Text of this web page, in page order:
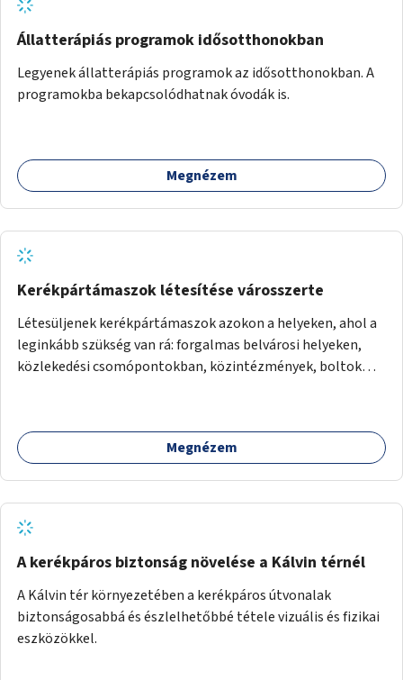
Állatterápiás programok idősotthonokban
Legyenek állatterápiás programok az idősotthonokban. A
programokba bekapcsolódhatnak óvodák is.
Megnézem
Kerékpártámaszok létesítése városszerte
Létesüljenek kerékpártámaszok azokon a helyeken, ahol a
leginkább szükség van rá: forgalmas belvárosi helyeken,
közlekedési csomópontokban, közintézmények, boltok
Megnézem
A kerékpáros biztonság növelése a Kálvin térnél
A Kálvin tér környezetében a kerékpáros útvonalak
biztonságosabbá és észlelhetőbbé tétele vizuális és fizikai
eszközökkel.